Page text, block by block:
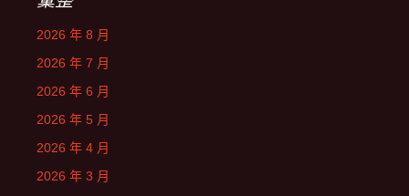
2026 年 8 月
2026 年 7 月
2026 年 6 月
2026 年 5 月
2026 年 4 月
2026 年 3 月